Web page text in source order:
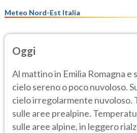
Meteo Nord-Est Italia
Oggi
Al mattino in Emilia Romagna e
cielo sereno o poco nuvoloso.
cielo irregolarmente nuvoloso.
sulle aree prealpine.
sulle aree alpine, in leggero